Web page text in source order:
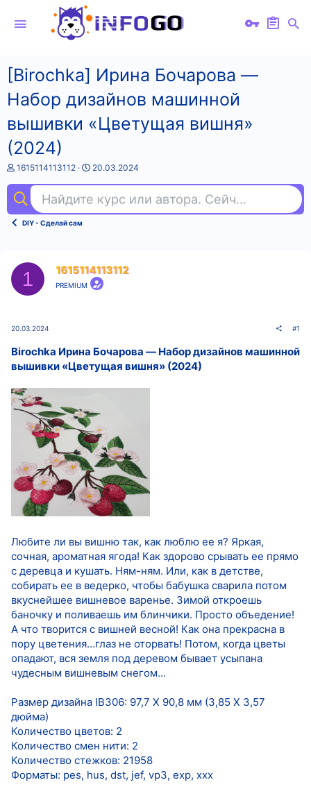
[Birochka] Ирина Бочарова ―
Набор дизайнов машинной
вышивки «Цветущая вишня»
(2024)
А
т
о
т
1615114113112
Д
а
н
а
20.03.2024
Найдите курс или автора. Сейчас ищут
DIY - Сделай сам
1 1615114113112
PREMIUM
20.03.2024 #1
Birochka Ирина Бочарова ― Набор дизайнов машинной
вышивки «Цветущая вишня» (2024)
Любите ли вы вишню так, как люблю ее я? Яркая,
сочная, ароматная ягода! Как здорово срывать ее прямо
с деревца и кушать. Ням-ням. Или, как в детстве,
собирать ее в ведерко, чтобы бабушка сварила потом
вкуснейшее вишневое варенье. Зимой откроешь
баночку и поливаешь им блинчики. Просто объедение!
А что творится с вишней весной! Как она прекрасна в
пору цветения...глаз не оторвать! Потом, когда цветы
опадают, вся земля под деревом бывает усыпана
чудесным вишневым снегом...
Размер дизайна IB306: 97,7 Х 90,8 мм (3,85 Х 3,57
дюйма)
Количество цветов: 2
Количество смен нити: 2
Количество стежков: 21958
Форматы: pes, hus, dst, jef, vp3, exp, xxx